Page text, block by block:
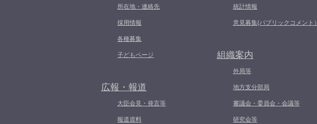
所在地・連絡先
採用情報
各種募集
子どもページ
広報・報道
大臣会見・発言等
報道資料
統計情報
意見募集(パブリックコメント）
組織案内
外局等
地方支分部局
審議会・委員会・会議等
研究会等